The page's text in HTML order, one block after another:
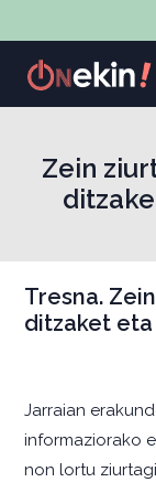
Zein
Tresna.
ditzaket
Jarraian
informaziorako
non lortu